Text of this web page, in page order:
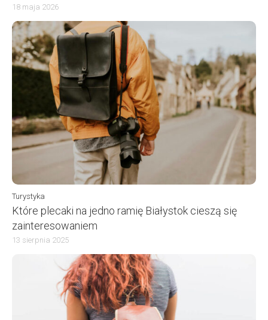
18 maja 2026
Turystyka
Które plecaki na jedno ramię Białystok cieszą się
zainteresowaniem
13 sierpnia 2025